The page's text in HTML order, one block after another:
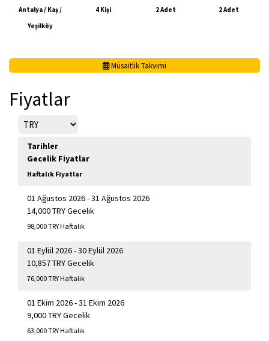
Antalya / Kaş /
Yeşilköy
4 Kişi
2 Adet
2 Adet
Müsaitlik Takvimi
Fiyatlar
Tarihler
Gecelik Fiyatlar
Haftalık Fiyatlar
01 Ağustos 2026 - 31 Ağustos 2026
14,000 TRY Gecelik
98,000 TRY Haftalık
01 Eylül 2026 - 30 Eylül 2026
10,857 TRY Gecelik
76,000 TRY Haftalık
01 Ekim 2026 - 31 Ekim 2026
9,000 TRY Gecelik
63,000 TRY Haftalık